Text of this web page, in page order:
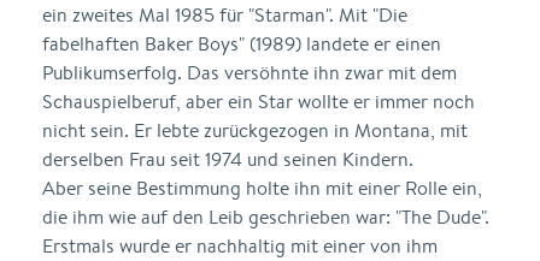
ein zweites Mal 1985 für "Starman". Mit "Die
fabelhaften Baker Boys" (1989) landete er einen
Publikumserfolg. Das versöhnte ihn zwar mit dem
Schauspielberuf, aber ein Star wollte er immer noch
nicht sein. Er lebte zurückgezogen in Montana, mit
derselben Frau seit 1974 und seinen Kindern.
Aber seine Bestimmung holte ihn mit einer Rolle ein,
die ihm wie auf den Leib geschrieben war: "The Dude".
Erstmals wurde er nachhaltig mit einer von ihm